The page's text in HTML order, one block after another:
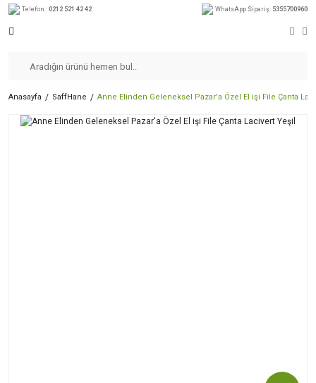
Telefon : 0212 521 42 42 WhatsApp Sipariş: 5355700960
Anasayfa SaffHane Anne Elinden Geleneksel Pazar'a Özel El işi File Çanta